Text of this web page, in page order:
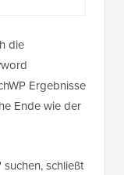
die
Ergebnisse
Ende wie der
schließt